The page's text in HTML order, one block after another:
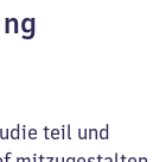
teil und